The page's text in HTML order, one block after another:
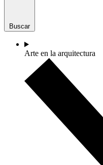
Buscar
Arte en la arquitectura